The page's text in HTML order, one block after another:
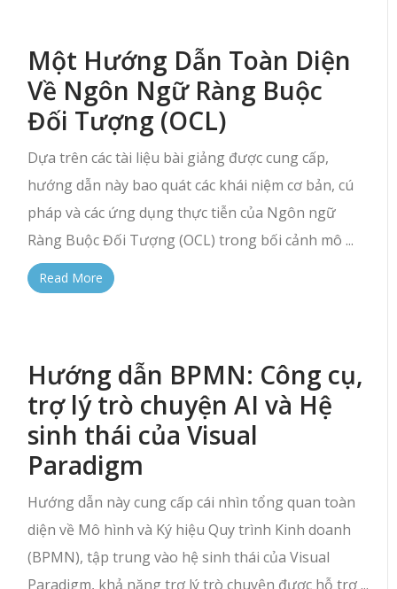
Một Hướng Dẫn Toàn Diện
Về Ngôn Ngữ Ràng Buộc
Đối Tượng (OCL)
Dựa trên các tài liệu bài giảng được cung cấp,
hướng dẫn này bao quát các khái niệm cơ bản, cú
pháp và các ứng dụng thực tiễn của Ngôn ngữ
Ràng Buộc Đối Tượng (OCL) trong bối cảnh mô ...
Read More
Hướng dẫn BPMN: Công cụ,
trợ lý trò chuyện AI và Hệ
sinh thái của Visual
Paradigm
Hướng dẫn này cung cấp cái nhìn tổng quan toàn
diện về Mô hình và Ký hiệu Quy trình Kinh doanh
(BPMN), tập trung vào hệ sinh thái của Visual
Paradigm, khả năng trợ lý trò chuyện được hỗ trợ ...